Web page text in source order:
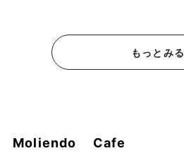
もっとみる
Moliendo Cafe